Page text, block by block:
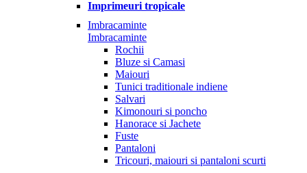
Imprimeuri tropicale
Imbracaminte
Imbracaminte
Rochii
Bluze si Camasi
Maiouri
Tunici traditionale indiene
Salvari
Kimonouri si poncho
Hanorace si Jachete
Fuste
Pantaloni
Tricouri, maiouri si pantaloni scurti